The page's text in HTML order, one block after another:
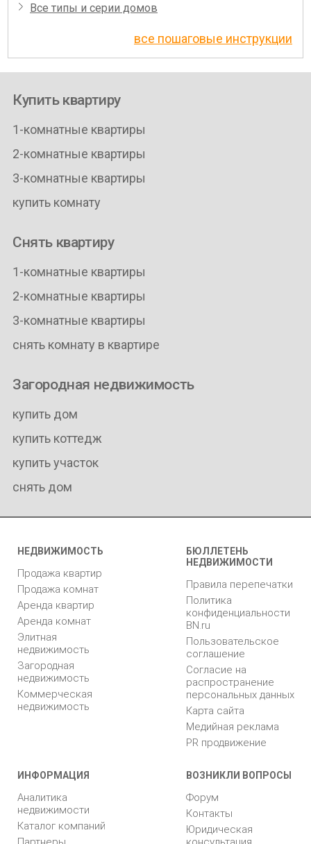
Все типы и серии домов
все пошаговые инструкции
Купить квартиру
1-комнатные квартиры
2-комнатные квартиры
3-комнатные квартиры
купить комнату
Снять квартиру
1-комнатные квартиры
2-комнатные квартиры
3-комнатные квартиры
снять комнату в квартире
Загородная недвижимость
купить дом
купить коттедж
купить участок
снять дом
НЕДВИЖИМОСТЬ
Продажа квартир
Продажа комнат
Аренда квартир
Аренда комнат
Элитная
недвижимость
Загородная
недвижимость
Коммерческая
недвижимость
БЮЛЛЕТЕНЬ
НЕДВИЖИМОСТИ
Правила перепечатки
Политика
конфиденциальности
BN.ru
Пользовательское
соглашение
Согласие на
распространение
персональных данных
Карта сайта
Медийная реклама
PR продвижение
ИНФОРМАЦИЯ
Аналитика
недвижимости
Каталог компаний
ВОЗНИКЛИ ВОПРОСЫ
Форум
Контакты
Юридическая